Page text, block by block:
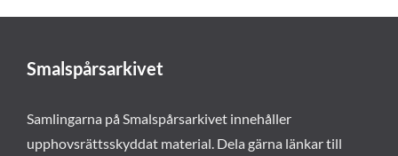
Smalspårsarkivet
Samlingarna på Smalspårsarkivet innehåller
upphovsrättsskyddat material. Dela gärna länkar till